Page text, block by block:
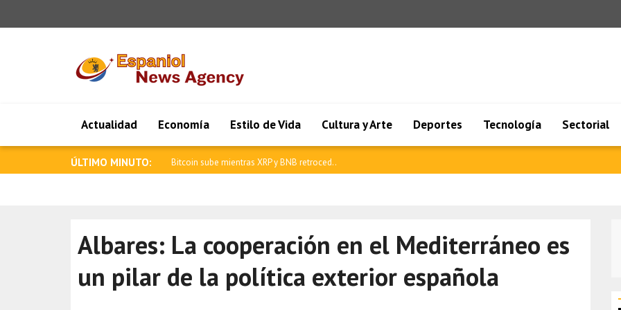
Actualidad Economía Estilo de Vida Cultura y Arte Deportes Tecnología Sectorial
ÚLTIMO MINUTO: La tendencia bajista continuó en las mat..
Albares: La cooperación en el Mediterráneo es
un pilar de la política exterior española